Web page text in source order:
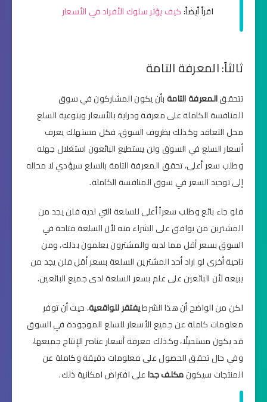
اقرأ أيضاً:كيف يؤثر سلوك الأفراد في الأسعار
ثالثاً: المعرفة التامة
تتحققالمعرفة التامةبأن يكون المشاركون في سوق
المنافسة الكاملة على معرفة ودراية بالأسعار وبنوعية السلع
محل التعاقد وكذلك بظروف السوق، فكل مستهلك يعرف
أسعار السلع في السوق ولن يستطيع البائعون استغلال جهله
وطلب سعر أعلى، تحقق المعرفة التامة بالسلع سيؤدي لا محاله
إلى توحيد السعر في سوق المنافسة الكاملة.
فلو جاء بائع وطلب سعراً أعلى للسلعة التي لديه فلن يجد من
المشترين من يوافق على الشراء منه لأن السلعة متاحة في
السوق بسعر أقل مما لديه والمشترون يعلمون بذلك، ومن
ناحية أخرى لو اراد أحد المشترين السلعة بسعر أقل فلن يجد من
يبيعه لأن البائعين على علم بسعر السلعة لدى جميع البائعين.
لكن من الواضح أن هذا الشرطيفتقر للواقعية، حيث أن توفر
معلومات كاملة عن جميع الأسعار للسلع الموجودة في السوق
قد يكون مستحيلًا، وكذلك معرفة أسعار عناصر الإنتاج جميعها،
وفي حال تحقق الحصول على معلومات دقيقة وكاملة عن
المنتجات سيكونمكلف جداعلى افتراض امكانية ذلك.